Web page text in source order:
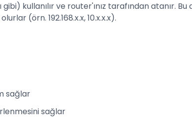
gibi) kullanılır ve router'ınız tarafından atanır.
(örn. 192.168.x.x, 10.x.x.x).
sağlar
sağlar